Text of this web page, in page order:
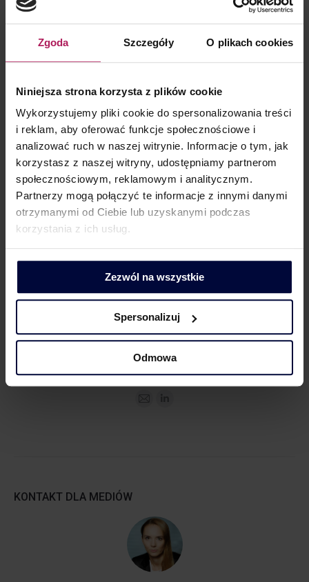
Zgoda Szczegóły O plikach cookies
Niniejsza strona korzysta z plików cookie
Wykorzystujemy pliki cookie do spersonalizowania treści
i reklam, aby oferować funkcje społecznościowe i
analizować ruch w naszej witrynie. Informacje o tym, jak
korzystasz z naszej witryny, udostępniamy partnerom
społecznościowym, reklamowym i analitycznym.
Partnerzy mogą połączyć te informacje z innymi danymi
otrzymanymi od Ciebie lub uzyskanymi podczas
korzystania z ich usług.
Zezwól na wszystkie
Spersonalizuj
Odmowa
Niniejszy Tax Alert nie stanowi porady prawnej ani
spółka doradztwa podatkowego spółka akcyjna nie ponosi
odpowiedzialności za wykorzystanie informacji zawartych
w komunikacie bez wcześniejszego zasięgnięcia opinii
Pobierz Tax Alert w PDF >>
KONTAKT DLA KLIENTÓW
Barbara Lenarcik
KONTAKT DLA MEDIÓW